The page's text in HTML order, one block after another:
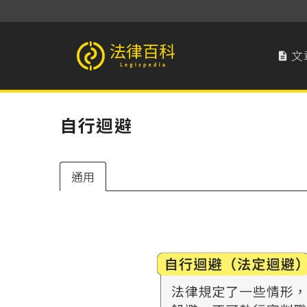
法律百科 Legispedia 
自行迴避
通用